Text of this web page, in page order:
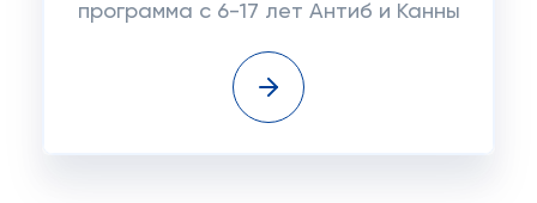
программа с 6-17 лет Антиб и Канны